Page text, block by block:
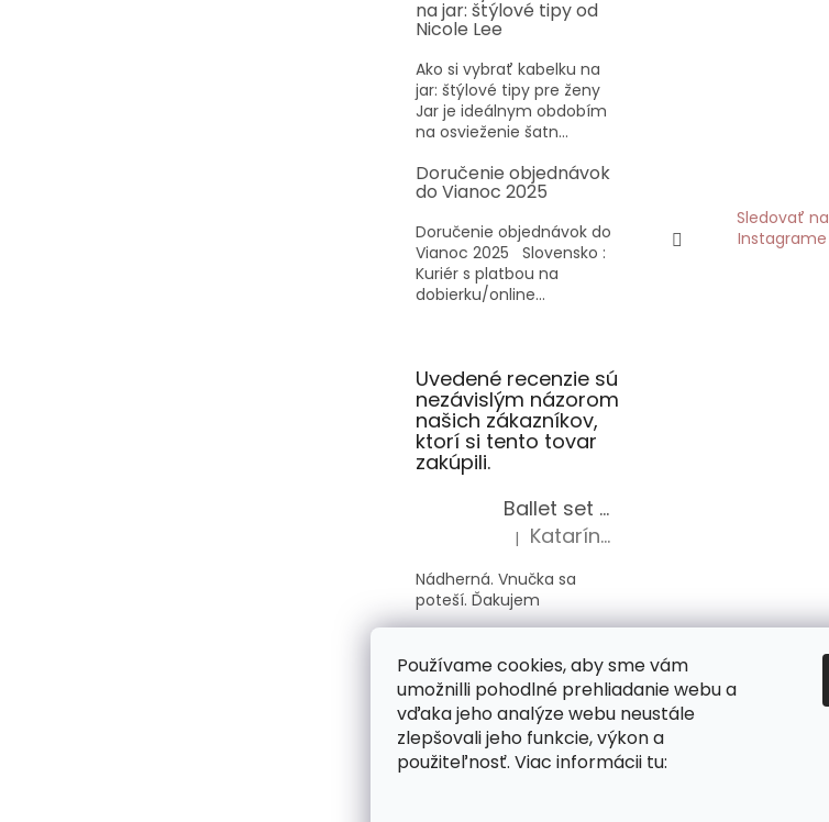
Používame cookies, aby sme vám
umožnilli pohodlné prehliadanie webu a
vďaka jeho analýze webu neustále
zlepšovali jeho funkcie, výkon a
použiteľnosť. Viac informácii tu:
na jar: štýlové tipy od
Nicole Lee
Ako si vybrať kabelku na
jar: štýlové tipy pre ženy
Jar je ideálnym obdobím
na osvieženie šatn...
Doručenie objednávok
do Vianoc 2025
Doručenie objednávok do
Vianoc 2025 Slovensko :
Kuriér s platbou na
dobierku/online...
Sledovať na
Instagrame
Uvedené recenzie sú
nezávislým názorom
našich zákazníkov,
ktorí si tento tovar
zakúpili.
Ballet set školská taška, nerezová fľaša a plný peračník s motívom baletky pre dievča
Hodnotenie produktu je 5 z 5 hviezdičiek.
| Katarína Sz.
Nádherná. Vnučka sa
poteší. Ďakujem
Hodnotenie produktu je 5 z 5 hviezdičiek.
| Alica Sz.
Kabelky Anekke sú veľmi
krásne a s nimi si vás
každý všimne. Táto